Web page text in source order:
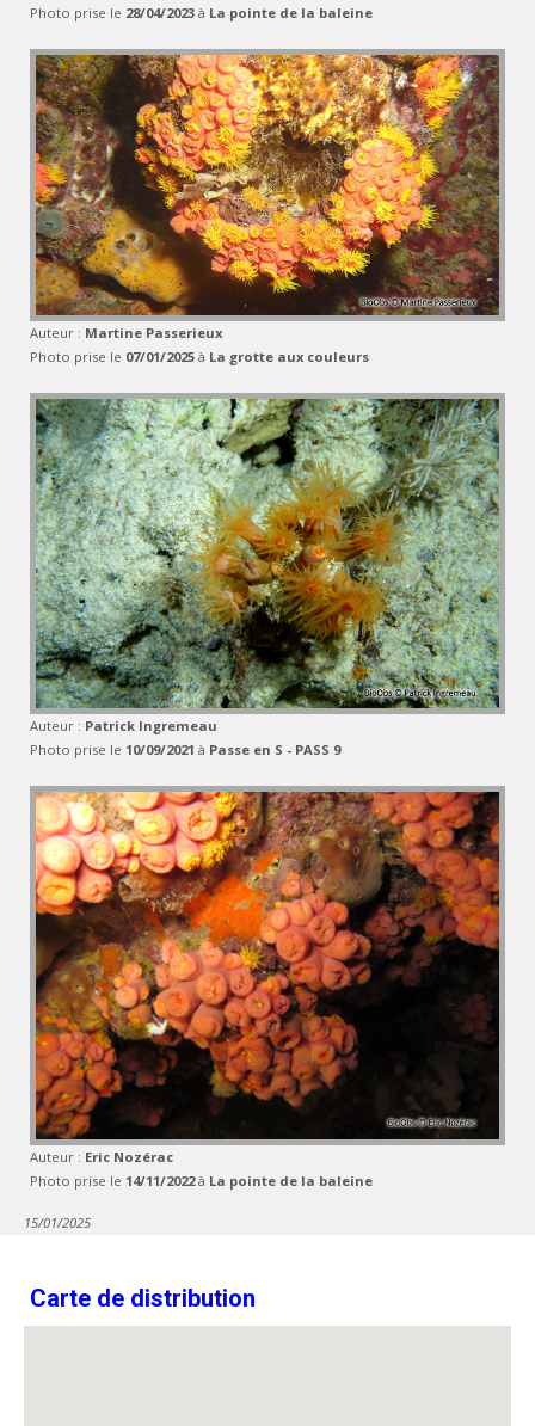
Photo prise le 28/04/2023 à La pointe de la baleine
Auteur : Martine Passerieux
Photo prise le 07/01/2025 à La grotte aux couleurs
Auteur : Patrick Ingremeau
Photo prise le 10/09/2021 à Passe en S - PASS 9
Auteur : Eric Nozérac
Photo prise le 14/11/2022à La pointe de la baleine
15/01/2025
Carte de distribution